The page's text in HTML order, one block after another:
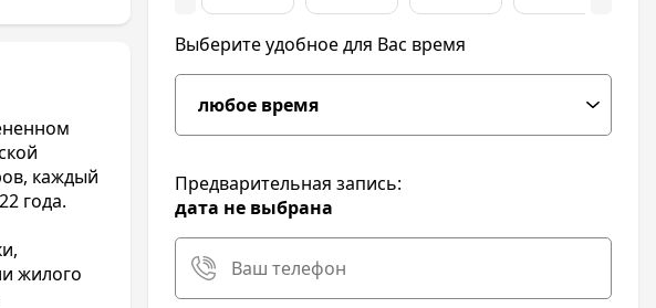
каждый
года.
жилого
Выберите удобное для Вас время
Предварительная запись:
дата не выбрана